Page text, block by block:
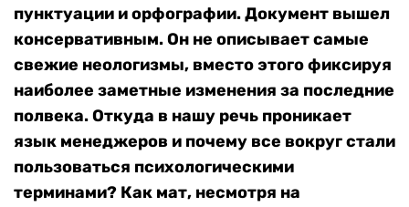
пунктуации и орфографии. Документ вышел
консервативным. Он не описывает самые
свежие неологизмы, вместо этого фиксируя
наиболее заметные изменения за последние
полвека. Откуда в нашу речь проникает
язык менеджеров и почему все вокруг стали
пользоваться психологическими
терминами? Как мат, несмотря на